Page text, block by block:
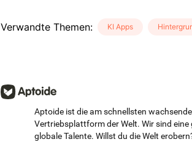
Verwandte Themen: KI Apps
Aptoide ist die am schnellsten
Vertriebsplattform der Welt. Wir sind
globale Talente. Willst du die Welt